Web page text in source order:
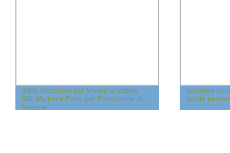
100L Macchina per Mulino a Sabbia
50L Mulino a Perle per Produzione di
Vernice
Isolatore
sottile